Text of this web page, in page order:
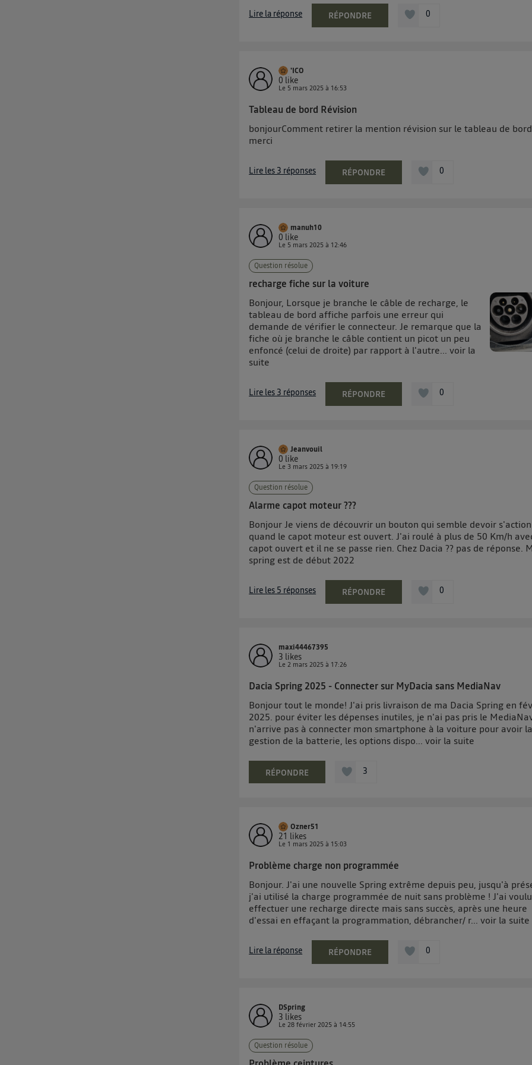
Lire la réponse RÉPONDRE 0
'ICO
0 like
Le 5 mars 2025 à 16:53
Tableau de bord Révision
bonjourComment retirer la mention révision sur le tableau de bord
merci
Lire les 3 réponses RÉPONDRE 0
manuh10
0 like
Le 5 mars 2025 à 12:46
Question résolue
recharge fiche sur la voiture
Bonjour, Lorsque je branche le câble de recharge, le
tableau de bord affiche parfois une erreur qui
demande de vérifier le connecteur. Je remarque que la
fiche où je branche le câble contient un picot un peu
enfoncé (celui de droite) par rapport à l'autre...voir la
suite
Lire les 3 réponses RÉPONDRE 0
Jeanvouil
0 like
Le3 mars 2025 à 19:19
Question résolue
Alarme capot moteur ???
Bonjour Je viens de découvrir un bouton qui semble devoir
quand le capot moteur est ouvert. J'ai roulé à plus de 50 Km/h
capot ouvert et il ne se passe rien. Chez Dacia ?? pas de réponse.
spring est de début 2022
Lire les 5 réponses RÉPONDRE 0
maxi44467395
3 likes
Le2 mars 2025 à 17:26
Dacia Spring 2025 - Connecter sur MyDacia sans MediaNav
Bonjour tout le monde! J'ai pris livraison de ma Dacia Spring en
2025. pour éviter les dépenses inutiles, je n'ai pas pris le
n'arrive pas à connecter mon smartphone à la voiture pour avoir
gestion de la batterie, les options dispo...voir la suite
RÉPONDRE 3
Ozner51
21 likes
Le 1 mars 2025 à 15:03
Problème charge non programmée
Bonjour. J'ai une nouvelle Spring extrême depuis peu, jusqu'à
j'ai utilisé la charge programmée de nuit sans problème ! J'ai voulu
effectuer une recharge directe mais sans succès, après une heure
d'essai en effaçant la programmation, débrancher/ r...voir la suite
Lire la réponse RÉPONDRE 0
DSpring
3 likes
Le28 février 2025 à 14:55
Question résolue